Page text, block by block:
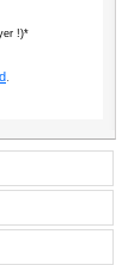
!)*